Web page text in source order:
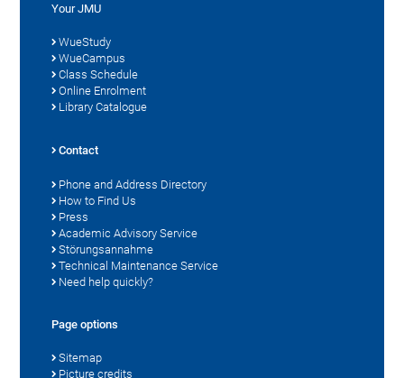
Your JMU
WueStudy
WueCampus
Class Schedule
Online Enrolment
Library Catalogue
Contact
Phone and Address Directory
How to Find Us
Press
Academic Advisory Service
Störungsannahme
Technical Maintenance Service
Need help quickly?
Page options
Sitemap
Picture credits